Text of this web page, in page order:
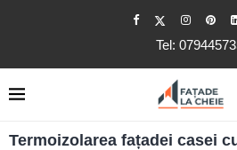
Tel:
Termoizolarea fațadei casei